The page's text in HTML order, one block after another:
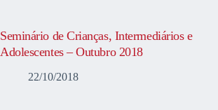
Seminário de Crianças, Intermediários e
Adolescentes – Outubro 2018
22/10/2018